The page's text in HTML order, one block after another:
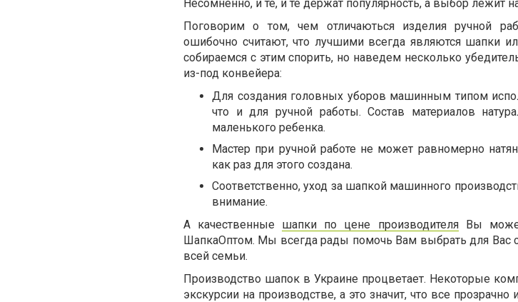
Несомненно, и те, и те держат популярность, а выбор лежит
Поговорим о том, чем отличаються изделия ручной
ошибочно считают, что лучшими всегда являются шапки
собираемся с этим спорить, но наведем несколько
из-под конвейера:
Для создания головных уборов машинным типом
что и для ручной работы. Состав материалов
маленького ребенка.
Мастер при ручной работе не может равномерно
как раз для этого создана.
Соответственно, уход за шапкой машинного
внимание.
А качественные шапки по цене производителяВы
ШапкаОптом. Мы всегда рады помочь Вам выбрать для Вас
всей семьи.
Производство шапок в Украине процветает. Некоторые
экскурсии на производстве, а это значит, что все